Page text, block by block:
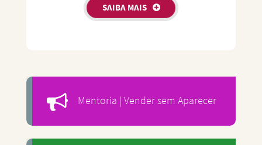
SAIBA MAIS
Mentoria | Vender sem Aparecer